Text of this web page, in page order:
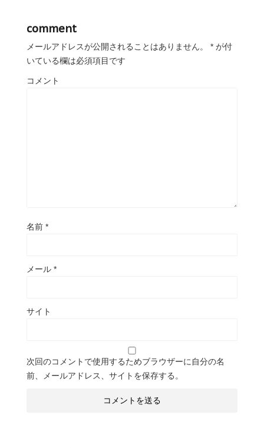
comment
メールアドレスが公開されることはありません。 * が付
いている欄は必須項目です
コメント
名前 *
メール *
サイト
次回のコメントで使用するためブラウザーに自分の名
前、メールアドレス、サイトを保存する。